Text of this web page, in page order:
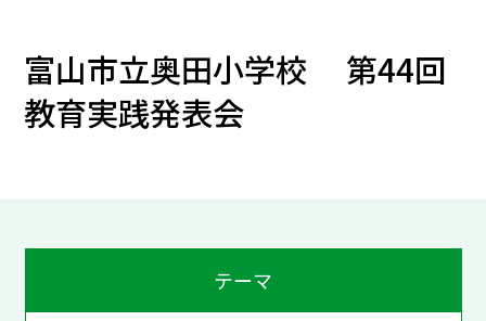
富山市立奥田小学校 第44回
教育実践発表会
テーマ